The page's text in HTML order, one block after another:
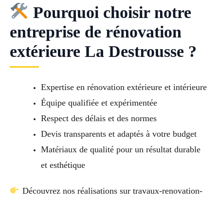
Pourquoi choisir notre
entreprise de rénovation
extérieure La Destrousse ?
Expertise en rénovation extérieure et intérieure
Équipe qualifiée et expérimentée
Respect des délais et des normes
Devis transparents et adaptés à votre budget
Matériaux de qualité pour un résultat durable
et esthétique
Découvrez nos réalisations sur travaux-renovation-